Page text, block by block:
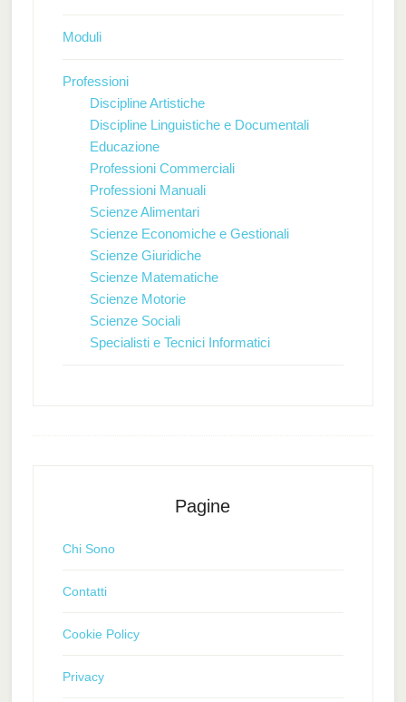
Moduli
Professioni
Discipline Artistiche
Discipline Linguistiche e Documentali
Educazione
Professioni Commerciali
Professioni Manuali
Scienze Alimentari
Scienze Economiche e Gestionali
Scienze Giuridiche
Scienze Matematiche
Scienze Motorie
Scienze Sociali
Specialisti e Tecnici Informatici
Pagine
Chi Sono
Contatti
Cookie Policy
Privacy